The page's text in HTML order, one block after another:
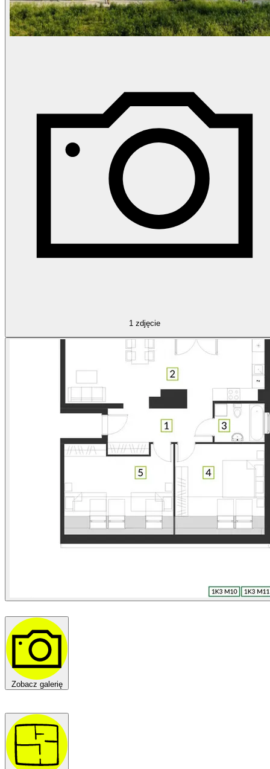
1 zdjęcie
Zobacz galerię